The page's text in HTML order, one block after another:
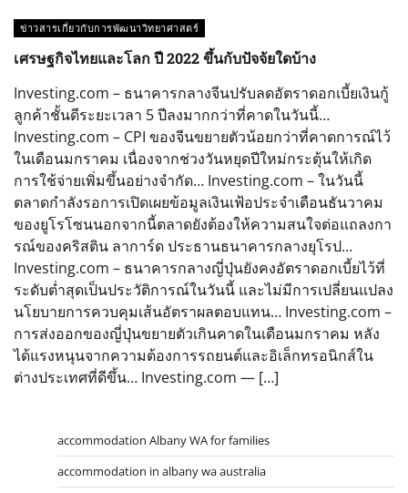
ข่าวสารเกี่ยวกับการพัฒนาวิทยาศาสตร์
เศรษฐกิจไทยและโลก ปี 2022 ขึ้นกับปัจจัยใดบ้าง
Investing.com – ธนาคารกลางจีนปรับลดอัตราดอกเบี้ยเงินกู้
ลูกค้าชั้นดีระยะเวลา 5 ปีลงมากกว่าที่คาดในวันนี้…
Investing.com – CPI ของจีนขยายตัวน้อยกว่าที่คาดการณ์ไว้
ในเดือนมกราคม เนื่องจากช่วงวันหยุดปีใหม่กระตุ้นให้เกิด
การใช้จ่ายเพิ่มขึ้นอย่างจำกัด… Investing.com – ในวันนี้
ตลาดกำลังรอการเปิดเผยข้อมูลเงินเฟ้อประจำเดือนธันวาคม
ของยูโรโซนนอกจากนี้ตลาดยังต้องให้ความสนใจต่อแถลงกา
รณ์ของคริสติน ลาการ์ด ประธานธนาคารกลางยุโรป…
Investing.com – ธนาคารกลางญี่ปุ่นยังคงอัตราดอกเบี้ยไว้ที่
ระดับต่ำสุดเป็นประวัติการณ์ในวันนี้ และไม่มีการเปลี่ยนแปลง
นโยบายการควบคุมเส้นอัตราผลตอบแทน… Investing.com –
การส่งออกของญี่ปุ่นขยายตัวเกินคาดในเดือนมกราคม หลัง
ได้แรงหนุนจากความต้องการรถยนต์และอิเล็กทรอนิกส์ใน
ต่างประเทศที่ดีขึ้น… Investing.com — […]
accommodation Albany WA for families
accommodation in albany wa australia